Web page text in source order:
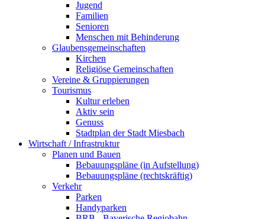
Jugend
Familien
Senioren
Menschen mit Behinderung
Glaubensgemeinschaften
Kirchen
Religiöse Gemeinschaften
Vereine & Gruppierungen
Tourismus
Kultur erleben
Aktiv sein
Genuss
Stadtplan der Stadt Miesbach
Wirtschaft / Infrastruktur
Planen und Bauen
Bebauungspläne (in Aufstellung)
Bebauungspläne (rechtskräftig)
Verkehr
Parken
Handyparken